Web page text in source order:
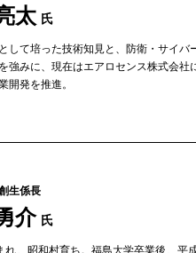
太 氏
して培った技術知見と、防衛・サイバ
強みに、現在はエアロセンス株式会社
開発を推進。
生係長
介 氏
れ、昭和村育ち。福島大学卒業後、平